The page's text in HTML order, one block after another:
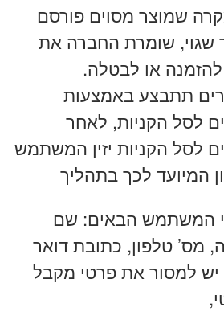
שמוצר מסוים פורסם
שגוי, שומרת החברה את
או לבטלה.
תתבצע באמצעות
לסל הקניות, לאחר
לסל הקניות יזין המשתמש
המיועד לכך בתהליך
המשתמש הבאים: שם
טלפון, כתובת דואר
יש למסור את פרטי מקבל